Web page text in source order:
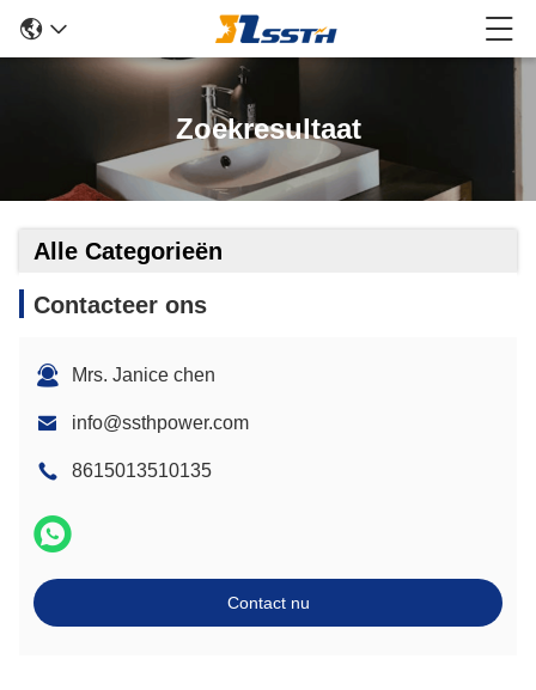
Zoekresultaat
Alle Categorieën
Contacteer ons
Mrs. Janice chen
info@ssthpower.com
8615013510135
Contact nu